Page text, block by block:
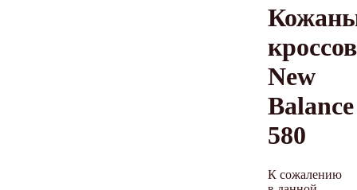
New
Balance
580
К сожалению